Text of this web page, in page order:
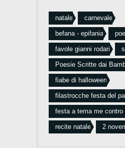
natale carnevale
befana - epifania
favole gianni rodari
Poesie Scritte dai
fiabe di halloween
filastrocche festa del
festa a tema me contro
recite natale 2